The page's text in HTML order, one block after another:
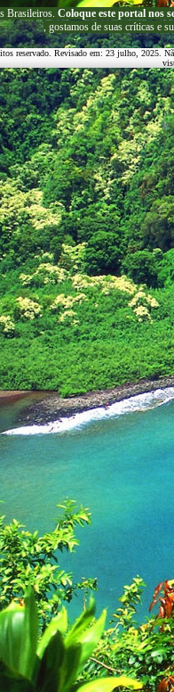
Brasileiros. Coloque este portal nos
, gostamos de suas críticas e
reservado. Revisado em: 23 julho, 2025 .